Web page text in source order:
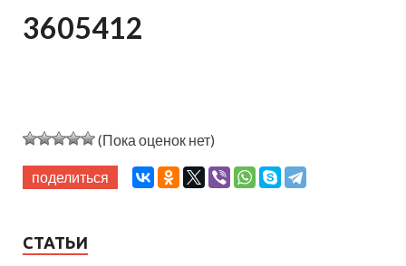
3605412
(Пока оценок нет)
поделиться
СТАТЬИ